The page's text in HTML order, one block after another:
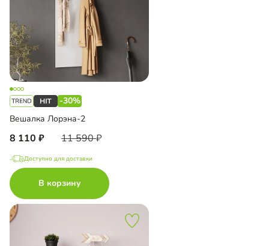
-30%
Вешалка Лорэна-2
8 110 11 590
Доступно для доставки
В корзину